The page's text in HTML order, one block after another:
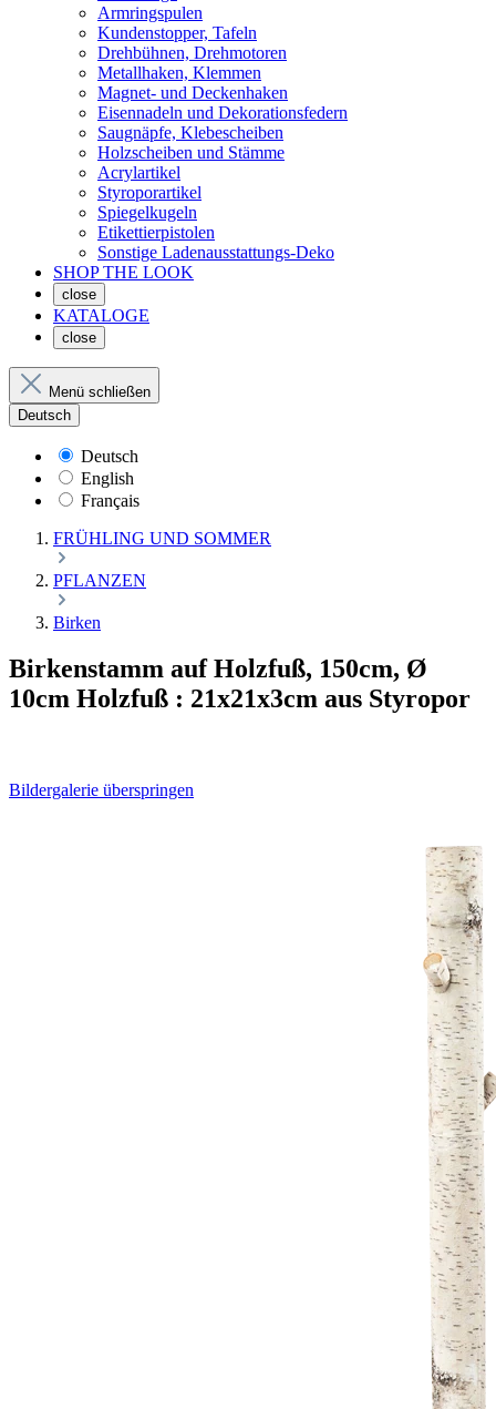
Armringspulen
Kundenstopper, Tafeln
Drehbühnen, Drehmotoren
Metallhaken, Klemmen
Magnet- und Deckenhaken
Eisennadeln und Dekorationsfedern
Saugnäpfe, Klebescheiben
Holzscheiben und Stämme
Acrylartikel
Styroporartikel
Spiegelkugeln
Etikettierpistolen
Sonstige Ladenausstattungs-Deko
SHOP THE LOOK
close
KATALOGE
close
Menü schließen
Deutsch
Deutsch
English
Français
FRÜHLING UND SOMMER
PFLANZEN
Birken
Birkenstamm auf Holzfuß, 150cm, Ø
10cm Holzfuß : 21x21x3cm aus Styropor
Bildergalerie überspringen